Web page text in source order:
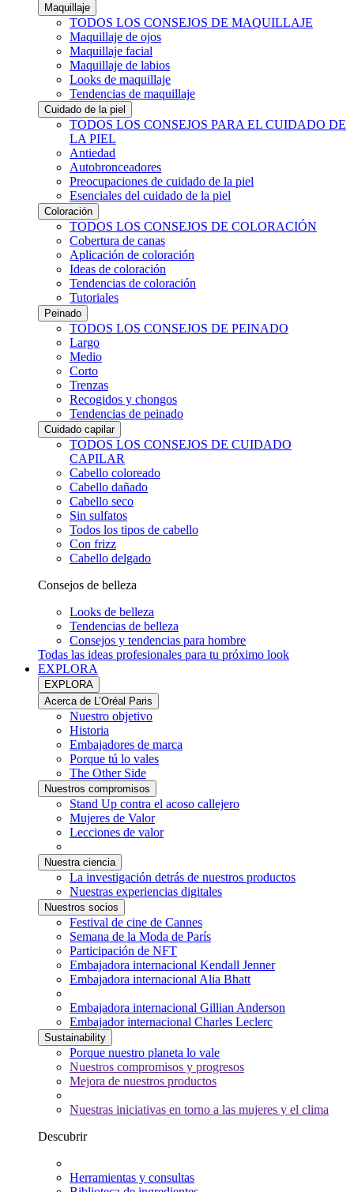
Maquillaje
TODOS LOS CONSEJOS DE MAQUILLAJE
Maquillaje de ojos
Maquillaje facial
Maquillaje de labios
Looks de maquillaje
Tendencias de maquillaje
Cuidado de la piel
TODOS LOS CONSEJOS PARA EL CUIDADO DE
LA PIEL
Antiedad
Autobronceadores
Preocupaciones de cuidado de la piel
Esenciales del cuidado de la piel
Coloración
TODOS LOS CONSEJOS DE COLORACIÓN
Cobertura de canas
Aplicación de coloración
Ideas de coloración
Tendencias de coloración
Tutoriales
Peinado
TODOS LOS CONSEJOS DE PEINADO
Largo
Medio
Corto
Trenzas
Recogidos y chongos
Tendencias de peinado
Cuidado capilar
TODOS LOS CONSEJOS DE CUIDADO
CAPILAR
Cabello coloreado
Cabello dañado
Cabello seco
Sin sulfatos
Todos los tipos de cabello
Con frizz
Cabello delgado
Consejos de belleza
Looks de belleza
Tendencias de belleza
Consejos y tendencias para hombre
Todas las ideas profesionales para tu próximo look
EXPLORA
EXPLORA
Acerca de L’Oréal Paris
Nuestro objetivo
Historia
Embajadores de marca
Porque tú lo vales
The Other Side
Nuestros compromisos
Stand Up contra el acoso callejero
Mujeres de Valor
Lecciones de valor
Nuestra ciencia
La investigación detrás de nuestros productos
Nuestras experiencias digitales
Nuestros socios
Festival de cine de Cannes
Semana de la Moda de París
Participación de NFT
Embajadora internacional Kendall Jenner
Embajadora internacional Alia Bhatt
Embajadora internacional Gillian Anderson
Embajador internacional Charles Leclerc
Sustainability
Porque nuestro planeta lo vale
Nuestros compromisos y progresos
Mejora de nuestros productos
Nuestras iniciativas en torno a las mujeres y el clima
Descubrir
Herramientas y consultas